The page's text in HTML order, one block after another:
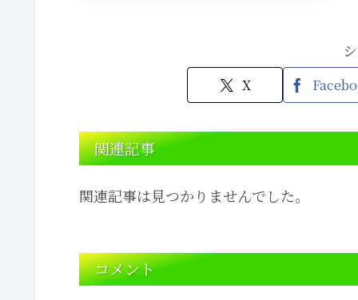
X
関連記事
関連記事は見つかりませんでした。
コメント